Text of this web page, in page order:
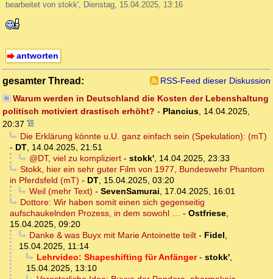
bearbeitet von stokk', Dienstag, 15.04.2025, 13:16
antworten
gesamter Thread:
RSS-Feed dieser Diskussion
Warum werden in Deutschland die Kosten der Lebenshaltung
politisch motiviert drastisch erhöht? - Plancius, 14.04.2025,
20:37
Die Erklärung könnte u.U. ganz einfach sein (Spekulation): (mT)
- DT, 14.04.2025, 21:51
@DT, viel zu kompliziert- stokk', 14.04.2025, 23:33
Stokk, hier ein sehr guter Film von 1977, Bundeswehr Phantom
in Pferdsfeld (mT) - DT, 15.04.2025, 03:20
Weil (mehr Text) - SevenSamurai, 17.04.2025, 16:01
Dottore: Wir haben somit einen sich gegenseitig
aufschaukelnden Prozess, in dem sowohl … - Ostfriese,
15.04.2025, 09:20
Danke & was Buyx mit Marie Antoinette teilt- Fidel,
15.04.2025, 11:14
Lehrvideo: Shapeshifting für Anfänger- stokk',
15.04.2025, 13:10